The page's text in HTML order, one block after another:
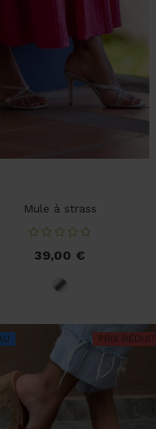
Mule à strass
Prix
39,00 €
Argenté
PRIX RÉDUIT